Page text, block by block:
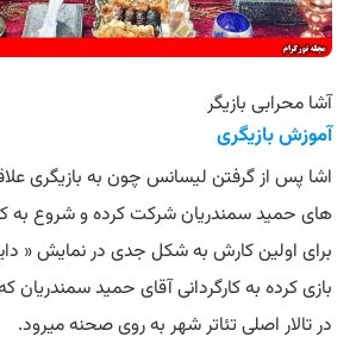
آشا محرابی بازیگر
آموزش بازیگری
اشا پس از گرفتن لیسانس چون به بازیگری
های حمید سمندریان شرکت کرده و شروع به
برای اولین کارش به شکل جدی در نمایش «
در تالار اصلی تئاتر شهر به روی صحنه میرود.